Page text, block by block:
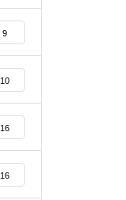
9
10
16
16